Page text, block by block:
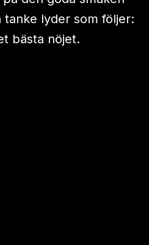
tanke lyder som följer:
bästa nöjet.